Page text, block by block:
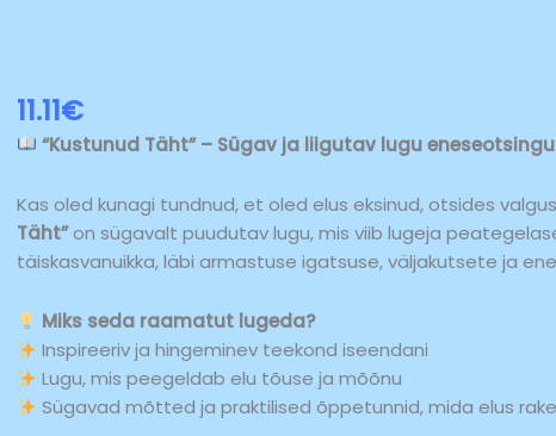
11.11€
“Kustunud Täht” – Sügav ja liigutav lugu
Kas oled kunagi tundnud, et oled elus eksinud, otsides
Täht”on sügavalt puudutav lugu, mis viib lugeja
täiskasvanuikka, läbi armastuse igatsuse, väljakutsete ja
Miks seda raamatut lugeda?
Inspireeriv ja hingeminev teekond iseendani
Lugu, mis peegeldab elu tõuse ja mõõnu
Sügavad mõtted ja praktilised õppetunnid, mida elus
Raamat-
Kustunud
kogus